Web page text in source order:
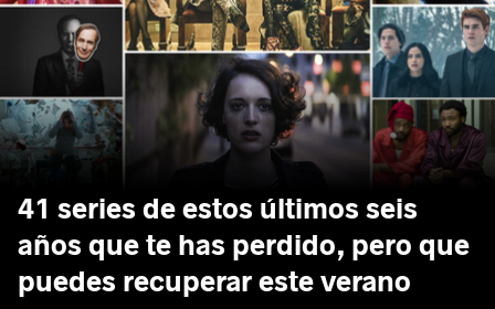
41 series de estos últimos seis
años que te has perdido, pero que
puedes recuperar este verano